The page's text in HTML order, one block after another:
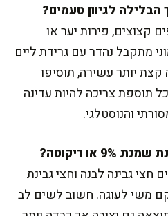
קצוצים, פירות יער או
מתקבל נהדר עם גרידת ליים
יותר עשירה, תוסיפו
תוספת צריכה להיות עדינה
והנוסטלגי.
גבינה לבנה וחצי גבינת
משי לעוגה. חשוב לשים לב